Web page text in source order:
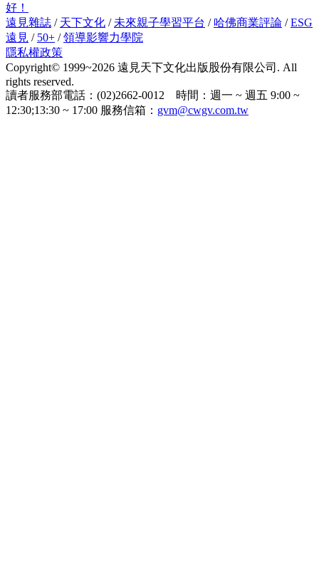
好！
遠見雜誌 / 天下文化 / 未來親子學習平台 / 哈佛商業評論 /ESG
遠見 / 50+ /領導影響力學院
隱私權政策
Copyright© 1999~2026 遠見天下文化出版股份有限公司. All
rights reserved.
讀者服務部電話：(02)2662-0012 時間：週一 ~ 週五 9:00 ~
12:30;13:30 ~ 17:00 服務信箱： gvm@cwgv.com.tw